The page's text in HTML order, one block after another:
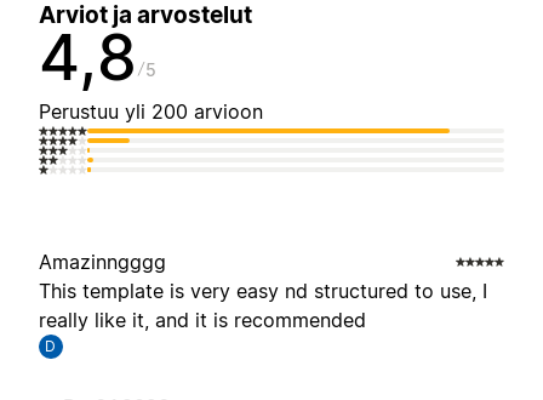
Arviot ja arvostelut
4,8 5
Perustuu yli 200 arvioon
Amazinngggg
This template is very easy nd structured to use, I
really like it, and it is recommended
D